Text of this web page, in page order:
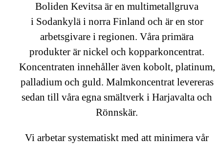
Boliden Kevitsa är en multimetallgruva
i Sodankylä i norra Finland och är en stor
arbetsgivare i regionen. Våra primära
produkter är nickel och kopparkoncentrat.
Koncentraten innehåller även kobolt, platinum,
palladium och guld. Malmkoncentrat levereras
sedan till våra egna smältverk i Harjavalta och
Rönnskär.
Vi arbetar systematiskt med att minimera vår